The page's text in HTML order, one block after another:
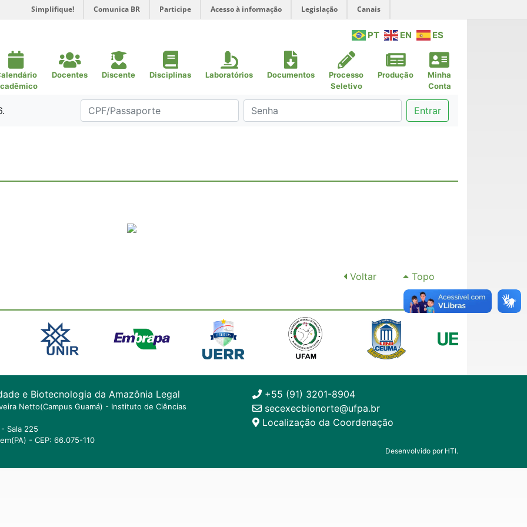
Simplifique! Comunica BR Participe Acesso à informação Legislação Canais
PT EN ES
Docentes Discente Disciplinas Laboratórios Documentos
Processo
Seletivo
Produção
Minha
Conta
Entrar
Voltar Topo
e Biotecnologia da Amazônia Legal
Netto(Campus Guamá) - Instituto de Ciências
Sala 225
- CEP: 66.075-110
+55 (91) 3201-8904
secexecbionorte@ufpa.br
Localização da Coordenação
Desenvolvido por HTI.